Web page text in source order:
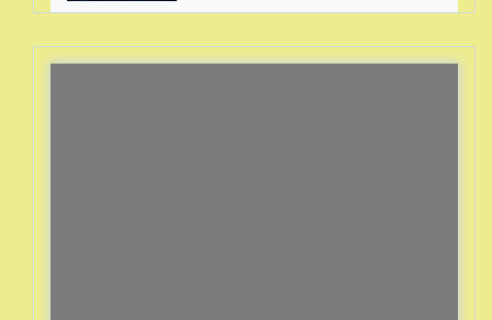
с помощью пластиковых